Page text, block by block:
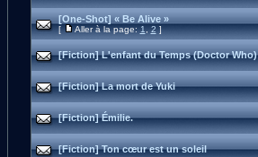
[One-Shot] « Be Alive »
[ Aller à la page:1,2]
[Fiction] L'enfant du Temps (Doctor Who)
[Fiction] La mort de Yuki
[Fiction] Émilie.
[Fiction] Ton cœur est un soleil